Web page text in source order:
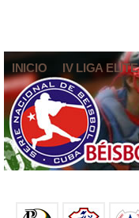
INICIO IV LIGA ELITE